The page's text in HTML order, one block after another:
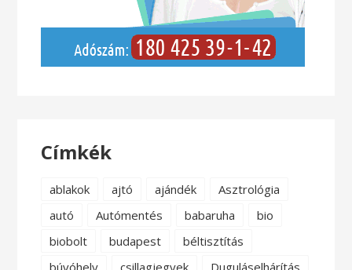
Címkék
ablakok ajtó ajándék
Asztrológia
autó
Autómentés babaruha
bio
biobolt
budapest
béltisztítás
búvóhely
csillagjegyek
Duguláselhárítás